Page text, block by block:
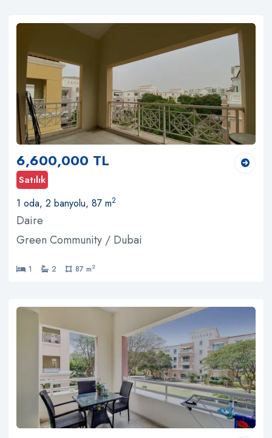
6,600,000 TL
Satılık
1 oda, 2 banyolu, 87 m2
Daire
Green Community / Dubai
1 2 87 m2